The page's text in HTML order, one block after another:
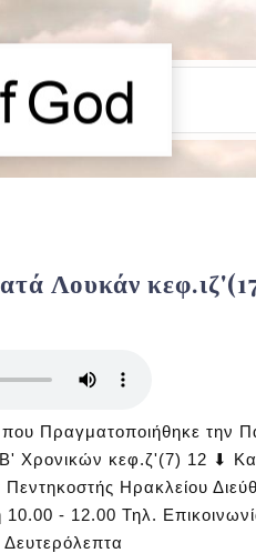
Λουκάν
Πραγματοποιήθηκε την
Χρονικών κεφ.ζ'(7) 12 ⬇
Ηρακλείου
10.00 - 12.00 Τηλ.